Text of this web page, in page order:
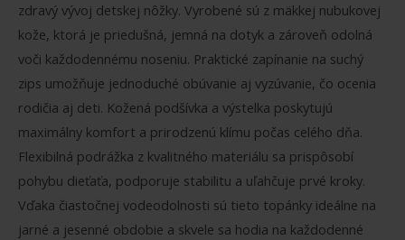
bola:
66.50€.
je:
56.50€.
zdravý vývoj detskej nôžky. Vyrobené sú z mäkkej nubukovej
kože, ktorá je priedušná, jemná na dotyk a zároveň odolná
voči každodennému noseniu. Praktické zapínanie na suchý
zips umožňuje jednoduché obúvanie aj vyzúvanie, čo ocenia
rodičia aj deti. Kožená podšívka a výstelka poskytujú
maximálny komfort a prirodzenú klímu počas celého dňa.
Flexibilná podrážka z kvalitného materiálu sa prispôsobí
pohybu dieťaťa, podporuje stabilitu a uľahčuje prvé kroky.
Vďaka čiastočnej vodeodolnosti sú tieto topánky ideálne na
jarné a jesenné obdobie a skvele sa hodia na každodenné